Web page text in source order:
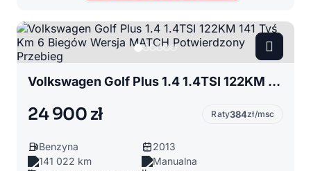
Volkswagen Golf Plus 1.4 1.4TSI 122KM 141 Tyś Km 6 Biegów Wersja MATCH Potwierdzony Przebieg
24 900 zł Raty384zł/msc
Benzyna
2013
141 022 km
Manualna